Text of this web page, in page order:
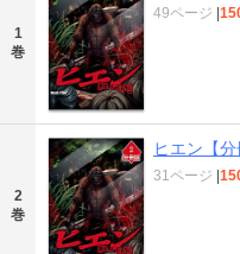
1
巻
49ページ
2
巻
ヒエン【分
31ページ